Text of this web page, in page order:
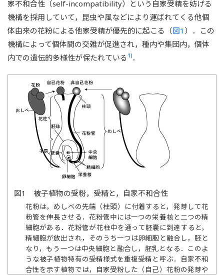
家不和合性（self-incompatibility）という自家受精を妨げる
機構を採用していて，昆虫や風などにより運ばれてくる他個
体由来の花粉による他家受精が優先的に起こる（図1 ）．この
機構によって個体間の交雑が促進され，種内や集団内，個体
内での遺伝的多様性が保たれている 1)．
図1 被子植物の受粉，受精と，自家不和合性
花粉は，めしべの先端（柱頭）に付着すると，発芽して花
粉管を伸長させる．花粉管中には一つの栄養核と二つの精
細胞がある．花粉管が花柱中を通って胚嚢に到達すると，
精細胞が放出され，そのうち一つは卵細胞と融合し，胚と
なり，もう一つは中央細胞と融合し，胚乳となる．このよ
うな被子植物特有の受精様式を重複受精と呼ぶ．自家不和
合性を示す植物では，自家受粉した（自己）花粉の発芽や